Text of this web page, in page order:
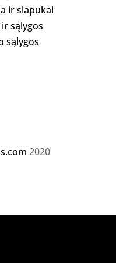
ir slapukai
sąlygos
sąlygos
2020